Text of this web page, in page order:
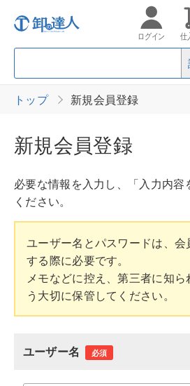
ログイン 仕
トップ 新規会員登録
新規会員登録
必要な情報を入力し、「入力内容
ください。
ユーザー名とパスワードは、
する際に必要です。
メモなどに控え、第三者に知ら
う大切に保管してください。
ユーザー名 必須